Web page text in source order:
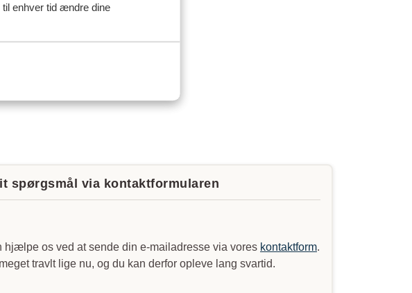
enhver tid ændre dine
spørgsmål via kontaktformularen
hjælpe os ved at sende din e-mailadresse via vores kontaktform.
travlt lige nu, og du kan derfor opleve lang svartid.